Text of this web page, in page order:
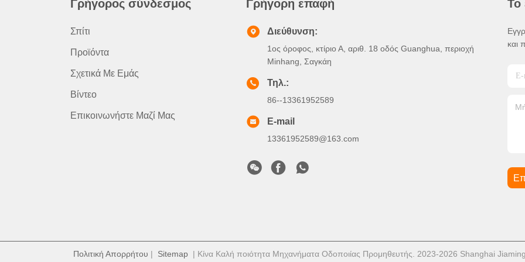
Γρήγορος σύνδεσμος
Σπίτι
Προϊόντα
Σχετικά Με Εμάς
Βίντεο
Επικοινωνήστε Μαζί Μας
Γρήγορη επαφή
Διεύθυνση:
1ος όροφος, κτίριο Α, αριθ. 18 οδός Guanghua, περιοχή
Minhang, Σαγκάη
Τηλ.:
86--13361952589
E-mail
13361952589@163.com
Το
και
Πολιτική Απορρήτου | Sitemap | Κίνα Καλή ποιότητα Μηχανήματα Οδοποιίας Προμηθευτής. 2023-2026 Shanghai Jiaming